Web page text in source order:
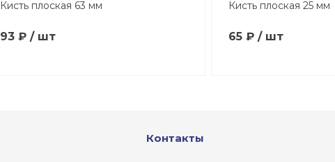
Кисть плоская 63 мм
93 ₽ / шт
Кисть плоская 25 мм
65 ₽ / шт
Контакты